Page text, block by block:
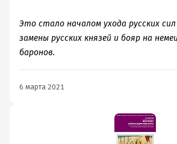
Это стало началом ухода русских сил
замены русских князей и бояр на
баронов.
6 марта 2021